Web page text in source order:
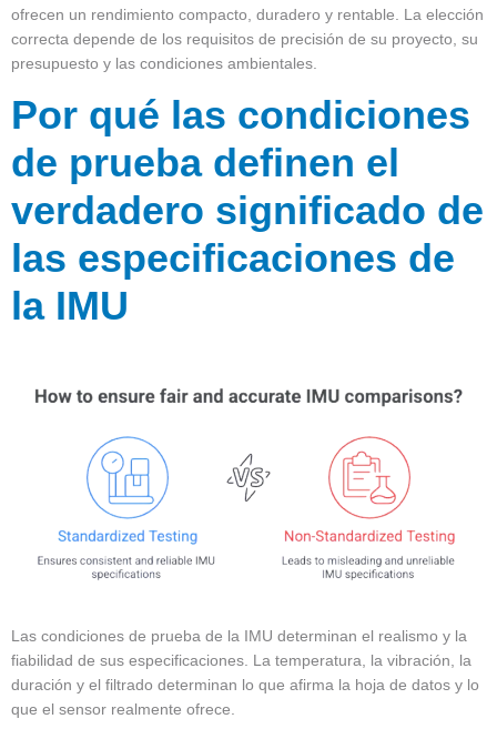
ofrecen un rendimiento compacto, duradero y rentable. La elección
correcta depende de los requisitos de precisión de su proyecto, su
presupuesto y las condiciones ambientales.
Por qué las condiciones
de prueba definen el
verdadero significado de
las especificaciones de
la IMU
Las condiciones de prueba de la IMU determinan el realismo y la
fiabilidad de sus especificaciones. La temperatura, la vibración, la
duración y el filtrado determinan lo que afirma la hoja de datos y lo
que el sensor realmente ofrece.